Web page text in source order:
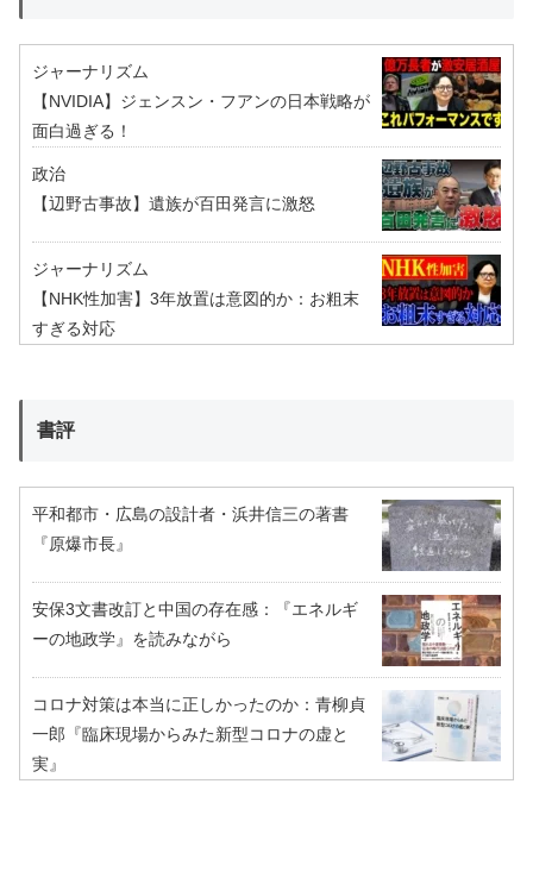
ジャーナリズム
【NVIDIA】ジェンスン・フアンの日本戦略が
面白過ぎる！
政治
【辺野古事故】遺族が百田発言に激怒
ジャーナリズム
【NHK性加害】3年放置は意図的か：お粗末
すぎる対応
書評
平和都市・広島の設計者・浜井信三の著書
『原爆市長』
安保3文書改訂と中国の存在感：『エネルギ
ーの地政学』を読みながら
コロナ対策は本当に正しかったのか：青柳貞
一郎『臨床現場からみた新型コロナの虚と
実』